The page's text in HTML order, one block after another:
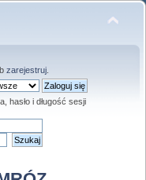
zarejestruj.
hasło i długość sesji